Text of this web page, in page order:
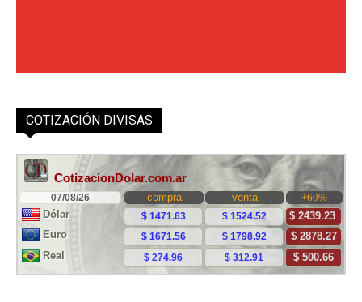
COTIZACIÓN DIVISAS